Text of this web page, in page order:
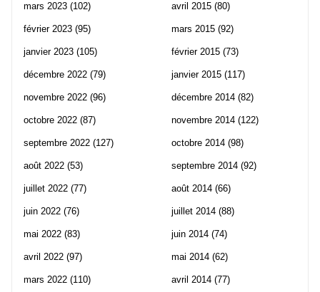
mars 2023 (102)
février 2023 (95)
janvier 2023 (105)
décembre 2022 (79)
novembre 2022 (96)
octobre 2022 (87)
septembre 2022 (127)
août 2022 (53)
juillet 2022 (77)
juin 2022 (76)
mai 2022 (83)
avril 2022 (97)
mars 2022 (110)
avril 2015 (80)
mars 2015 (92)
février 2015 (73)
janvier 2015 (117)
décembre 2014 (82)
novembre 2014 (122)
octobre 2014 (98)
septembre 2014 (92)
août 2014 (66)
juillet 2014 (88)
juin 2014 (74)
mai 2014 (62)
avril 2014 (77)